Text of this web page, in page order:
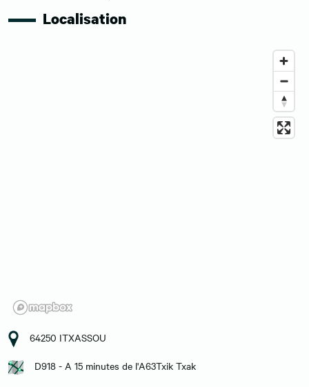
Localisation
64250 ITXASSOU
D918 - A 15 minutes de l'A63Txik Txak